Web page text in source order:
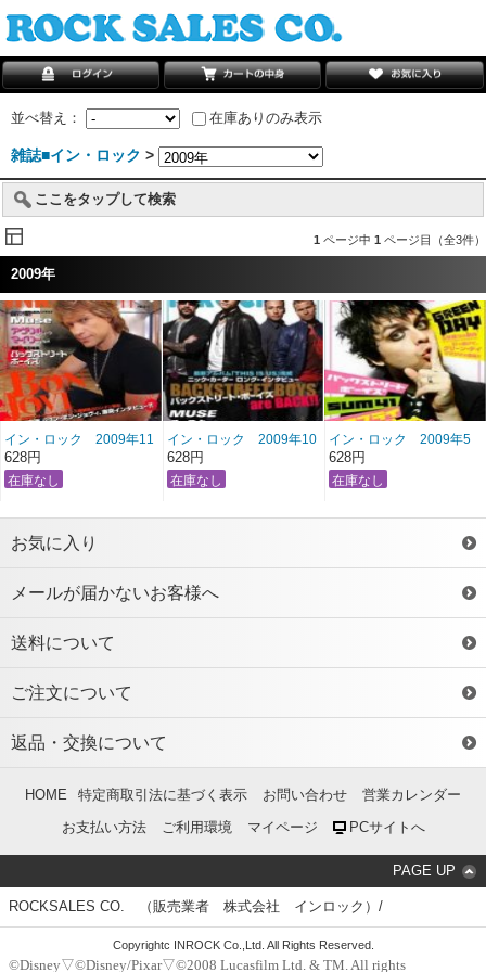
並べ替え： 在庫ありのみ表示
雑誌■イン・ロック >
ここをタップして検索
1 ページ中 1 ページ目（全3件）
2009年
イン・ロック 2009年11
月号 雑誌/BN-311 ＊
送料２００円！
628円
イン・ロック 2009年10
月号 雑誌/BN-310 ＊
送料２００円！
628円
イン・ロック 2009年5
月号 雑誌/BN-305 ＊
送料２００円！
628円
お気に入り
メールが届かないお客様へ
送料について
ご注文について
返品・交換について
HOME 特定商取引法に基づく表示 お問い合わせ
営業カレンダー
お支払い方法
ご利用環境 マイページ PCサイトへ
PAGE UP
ROCKSALES CO. （販売業者 株式会社 インロック）/
Copyrightc INROCK Co.,Ltd. All Rights Reserved.
©Disney▽©Disney/Pixar▽©2008 Lucasfilm Ltd. & TM. All rights